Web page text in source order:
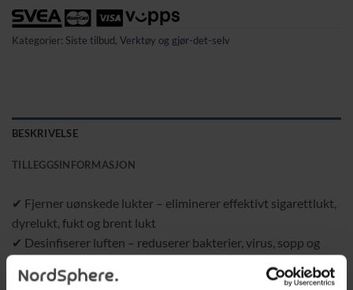
Kategorier: Siste tilbud, Verktøy og gjør-det-selv
BESKRIVELSE
TILLEGGSINFORMASJON
✔ Fjerner uønskede lukter – eliminerer effektivt sigarettlukt,
dyrelukt, fukt og brent lukt
✔ Desinfiserer luften – reduserer bakterier, virus, sopp og
✔ Enkel å bruke – velg ønsket tid med den manuelle timeren